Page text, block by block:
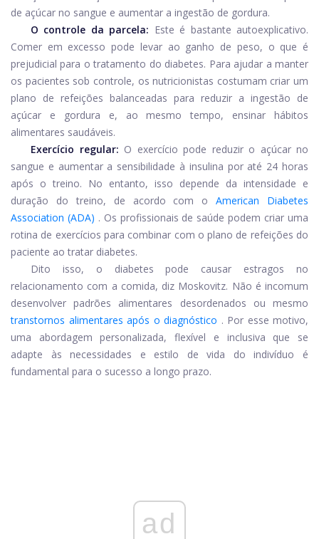
de açúcar no sangue e aumentar a ingestão de gordura.
O controle da parcela: Este é bastante autoexplicativo.
Comer em excesso pode levar ao ganho de peso, o que é
prejudicial para o tratamento do diabetes. Para ajudar a manter
os pacientes sob controle, os nutricionistas costumam criar um
plano de refeições balanceadas para reduzir a ingestão de
açúcar e gordura e, ao mesmo tempo, ensinar hábitos
alimentares saudáveis.
Exercício regular: O exercício pode reduzir o açúcar no
sangue e aumentar a sensibilidade à insulina por até 24 horas
após o treino. No entanto, isso depende da intensidade e
duração do treino, de acordo com o
American Diabetes
Association (ADA) . Os profissionais de saúde podem criar uma
rotina de exercícios para combinar com o plano de refeições do
paciente ao tratar diabetes.
Dito isso, o diabetes pode causar estragos no
relacionamento com a comida, diz Moskovitz. Não é incomum
desenvolver padrões alimentares desordenados ou mesmo
transtornos alimentares após o diagnóstico . Por esse motivo,
uma abordagem personalizada, flexível e inclusiva que se
adapte às necessidades e estilo de vida do indivíduo é
fundamental para o sucesso a longo prazo.
ad